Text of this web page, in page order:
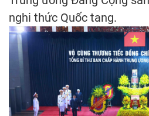
nghi thức Quốc tang.